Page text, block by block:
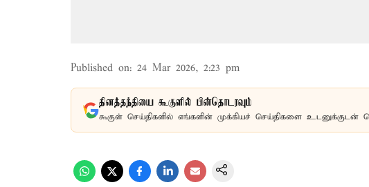
Published on: 24 Mar 2026, 2:23 pm
தினத்தந்தியை கூகுளில் பின்தொடரவும்
கூகுள் செய்திகளில் எங்களின் முக்கியச் செய்திகளை உடனுக்குடன்